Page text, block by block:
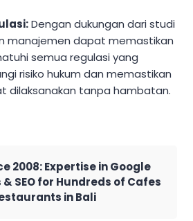
Dengan dukungan dari studi
manajemen dapat memastikan
semua regulasi yang
risiko hukum dan memastikan
dilaksanakan tanpa hambatan.
2008: Expertise in Google
& SEO for Hundreds of Cafes
in Bali